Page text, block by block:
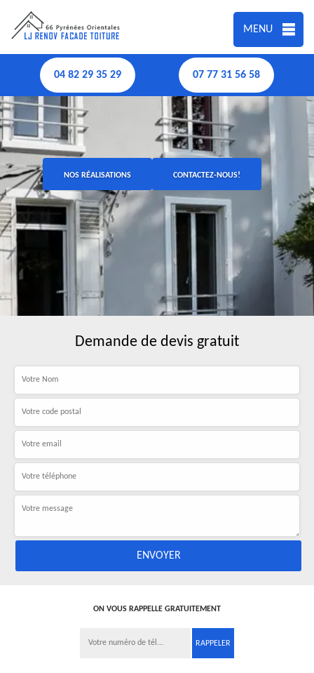
MENU
04 82 29 35 29 07 77 31 56 58
NOS RÉALISATIONS CONTACTEZ-NOUS!
Demande de devis gratuit
ON VOUS RAPPELLE GRATUITEMENT